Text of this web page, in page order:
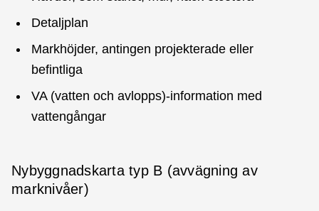
Detaljplan
Markhöjder, antingen projekterade eller
befintliga
VA (vatten och avlopps)-information med
vattengångar
Nybyggnadskarta typ B (avvägning av
marknivåer)